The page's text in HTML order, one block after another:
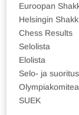
Euroopan
Helsingin
Chess Results
Selolista
Elolista
Selo- ja
Olympiakomitea
SUEK